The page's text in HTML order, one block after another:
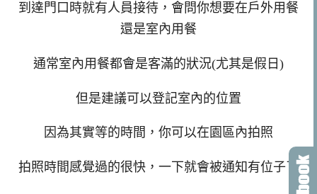
到達門口時就有人員接待，會問你想要在戶外用餐
還是室內用餐
通常室內用餐都會是客滿的狀況(尤其是假日)
但是建議可以登記室內的位置
因為其實等的時間，你可以在園區內拍照
拍照時間感覺過的很快，一下就會被通知有位子了